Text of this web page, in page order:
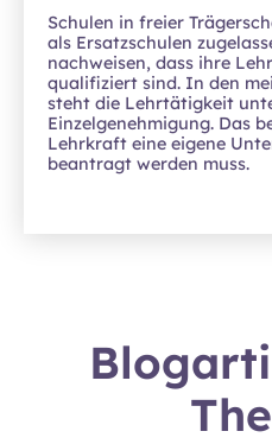
Schulen in freier
als Ersatzschulen
nachweisen, dass ihre
qualifiziert sind. In den
steht die Lehrtätigkeit
Einzelgenehmigung. Das
Lehrkraft eine eigene
beantragt werden muss.